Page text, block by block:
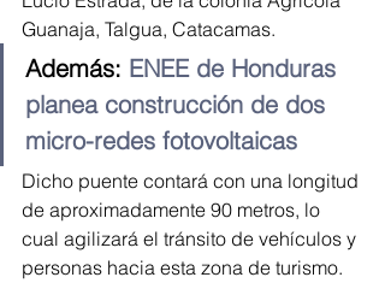
Guanaja, Talgua, Catacamas.
Además: ENEE de Honduras
planea construcción de dos
micro-redes fotovoltaicas
Dicho puente contará con una longitud
de aproximadamente 90 metros, lo
cual agilizará el tránsito de vehículos y
personas hacia esta zona de turismo.